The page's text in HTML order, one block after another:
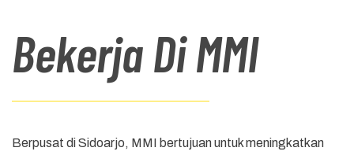
Bekerja Di MMI
Berpusat di Sidoarjo, MMI bertujuan untuk meningkatkan